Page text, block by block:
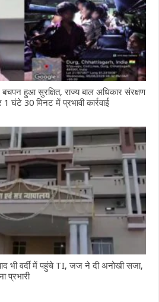
हुआ सुरक्षित, राज्य बाल अधिकार संरक्षण
घंटे 30 मिनट में प्रभावी कार्रवाई
भी वर्दी में पहुंचे TI, जज ने दी अनोखी सजा,
प्रभारी